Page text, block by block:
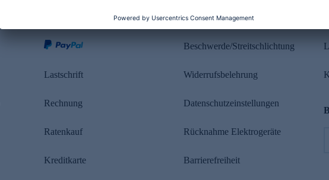
Lastschrift
Rechnung
Ratenkauf
Kreditkarte
Rechtliches
Beschwerde/Streitschlichtung
Widerrufsbelehrung
Datenschutzeinstellungen
Rücknahme Elektrogeräte
Barrierefreiheit